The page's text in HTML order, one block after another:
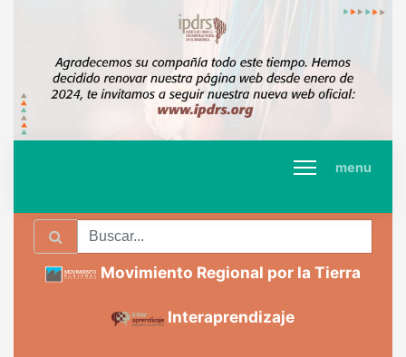
menu
Movimiento Regional por la Tierra
Interaprendizaje